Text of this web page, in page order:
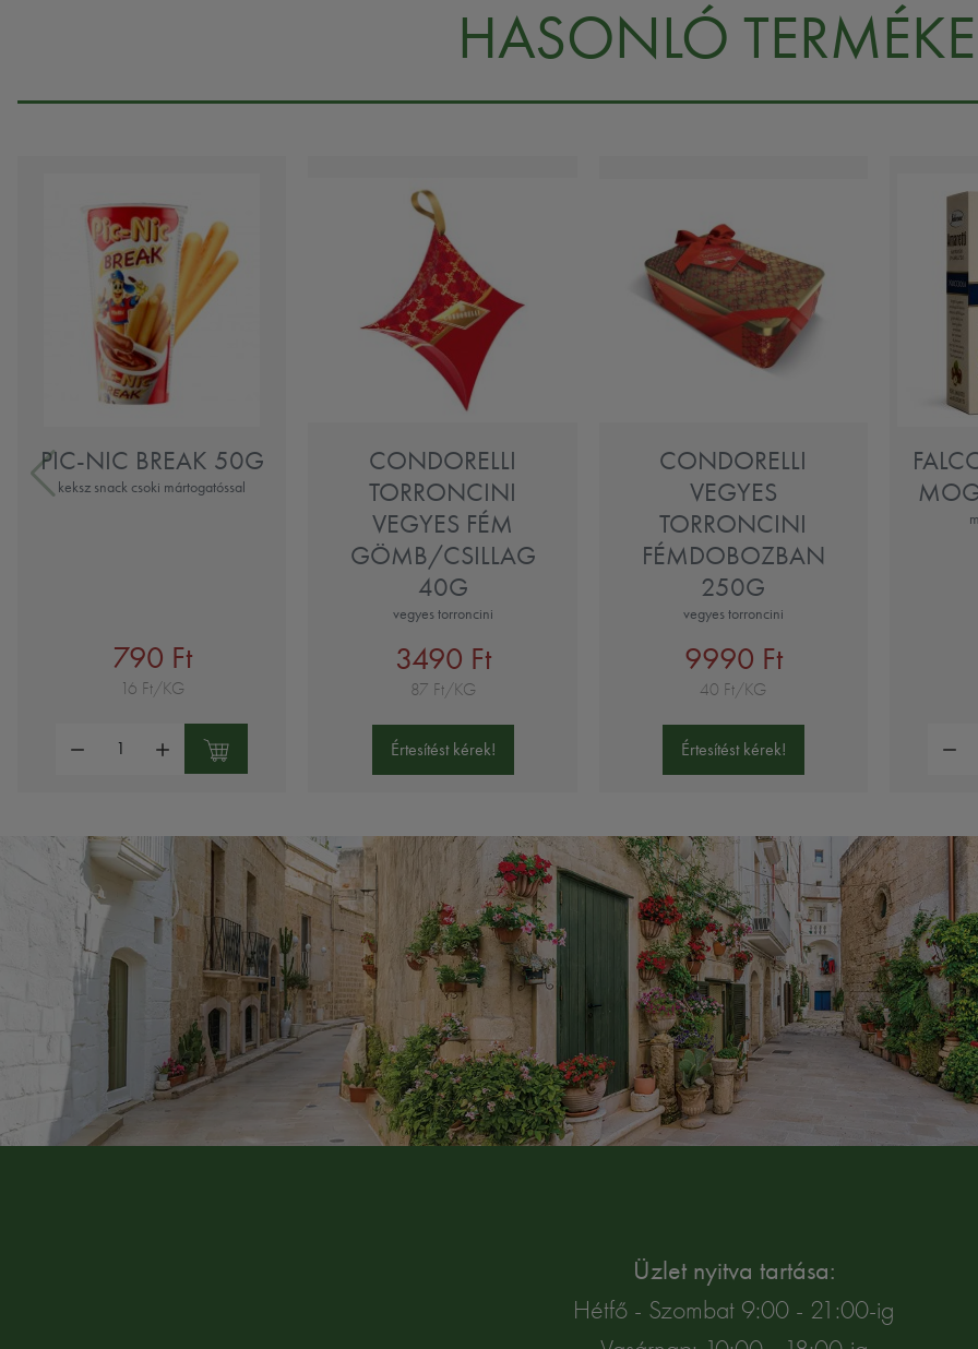
HASONLÓ
PIC-NIC BREAK 50G
keksz snack csoki mártogatóssal
790 Ft
16 Ft/KG
CONDORELLI
TORRONCINI
VEGYES FÉM
GÖMB/CSILLAG
40G
vegyes torroncini
3490 Ft
87 Ft/KG
Értesítést kérek!
CONDORELLI
VEGYES
TORRONCINI
FÉMDOBOZBAN
250G
vegyes torroncini
9990 Ft
40 Ft/KG
Értesítést kérek!
Üzlet nyitva tartása:
Hétfő - Szombat 9:00 - 21:00-ig